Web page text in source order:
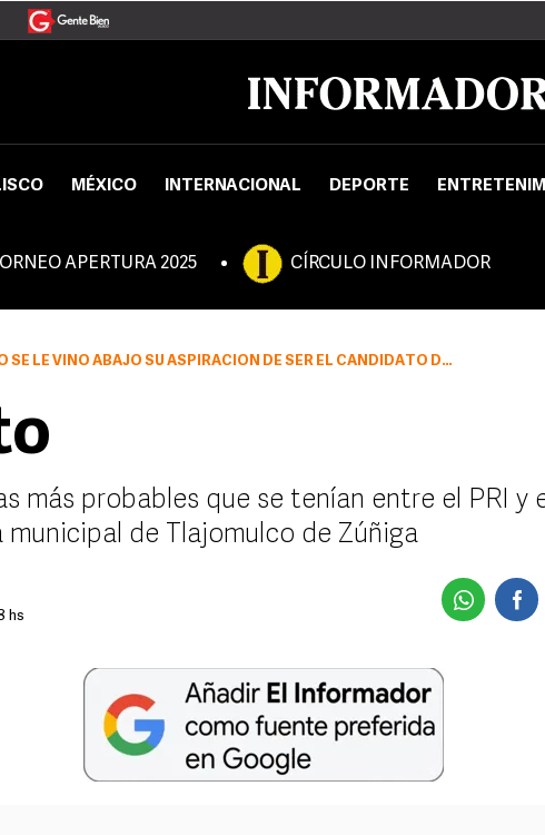
MÉXICO INTERNACIONAL DEPORTE
APERTURA 2025 CÍRCULO INFORMADOR
SU ASPIRACIÓN DE SER EL CANDIDATO DE UNA ALIANZA QUE LO HUBIERA LLEVADO AL TRIUNFO
más probables que se tenían entre el PRI y
municipal de Tlajomulco de Zúñiga
hs